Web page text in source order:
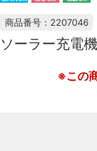
商品番号：2207046
ソーラー充電
※この